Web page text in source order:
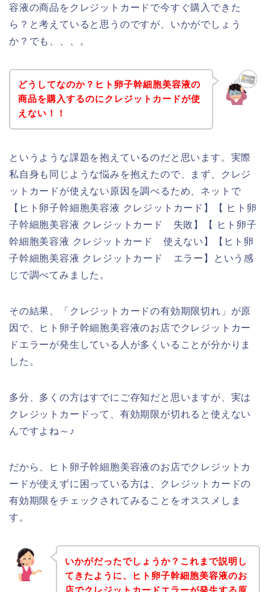
容液の商品をクレジットカードで今すぐ購入できた
ら？と考えていると思うのですが、いかがでしょう
か？でも、、、。
どうしてなのか？ヒト卵子幹細胞美容液の
商品を購入するのにクレジットカードが使
えない！！
というような課題を抱えているのだと思います。実際
私自身も同じような悩みを抱えたので、まず、クレジ
ットカードが使えない原因を調べるため、ネットで
【ヒト卵子幹細胞美容液 クレジットカード】【 ヒト卵
子幹細胞美容液 クレジットカード 失敗】【 ヒト卵子
幹細胞美容液 クレジットカード 使えない】【ヒト卵
子幹細胞美容液 クレジットカード エラー】という感
じで調べてみました。
その結果、「クレジットカードの有効期限切れ」が原
因で、ヒト卵子幹細胞美容液のお店でクレジットカー
ドエラーが発生している人が多くいることが分かりま
した。
多分、多くの方はすでにご存知だと思いますが、実は
クレジットカードって、有効期限が切れると使えない
んですよね～♪
だから、ヒト卵子幹細胞美容液のお店でクレジットカ
ードが使えずに困っている方は、クレジットカードの
有効期限をチェックされてみることをオススメしま
す。
いかがだったでしょうか？これまで説明し
てきたように、ヒト卵子幹細胞美容液のお
店でクレジットカードエラーが発生する原